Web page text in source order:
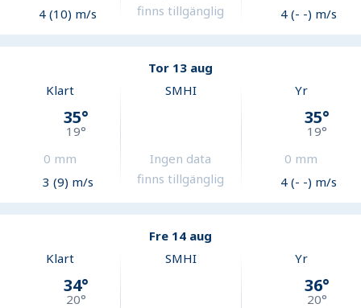
4 (10) m/s
finns tillgänglig
4 (- -) m/s
Tor 13 aug
Klart
35°
19°
0 mm
3 (9) m/s
SMHI
Ingen data
finns tillgänglig
Yr
35°
19°
0 mm
4 (- -) m/s
Fre 14 aug
Klart
34°
20°
SMHI Yr
36°
20°